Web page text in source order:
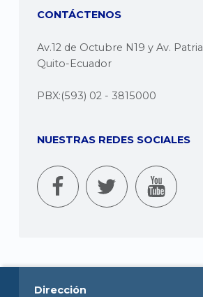
CONTÁCTENOS
Av.12 de Octubre N19 y Av. Patria
Quito-Ecuador
PBX:(593) 02 - 3815000
NUESTRAS REDES SOCIALES
Dirección